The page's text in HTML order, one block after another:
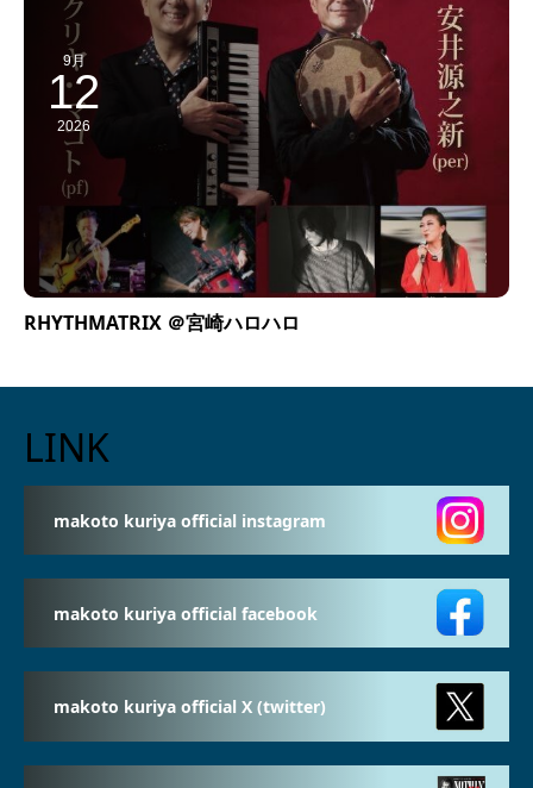
9月
12
2026
RHYTHMATRIX ＠宮崎ハロハロ
LINK
makoto kuriya official instagram
makoto kuriya official facebook
makoto kuriya official X (twitter)